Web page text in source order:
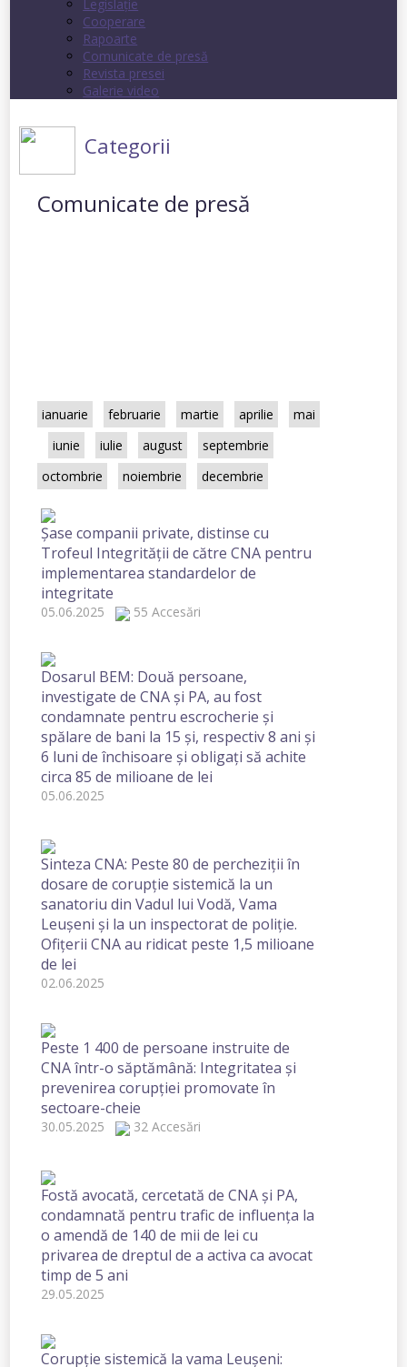
Legislație
Cooperare
Rapoarte
Comunicate de presă
Revista presei
Galerie video
Categorii
Comunicate de presă
ianuarie februarie martie aprilie
mai
iunie
iulie august
septembrie
octombrie
noiembrie decembrie
Șase companii private, distinse cu
Trofeul Integrității de către CNA pentru
implementarea standardelor de
integritate
05.06.2025 55 Accesări
Dosarul BEM: Două persoane,
investigate de CNA și PA, au fost
condamnate pentru escrocherie și
spălare de bani la 15 și, respectiv 8 ani și
6 luni de închisoare și obligați să achite
circa 85 de milioane de lei
05.06.2025
Sinteza CNA: Peste 80 de percheziții în
dosare de corupție sistemică la un
sanatoriu din Vadul lui Vodă, Vama
Leușeni și la un inspectorat de poliție.
Ofițerii CNA au ridicat peste 1,5 milioane
de lei
02.06.2025
Peste 1 400 de persoane instruite de
CNA într-o săptămână: Integritatea și
prevenirea corupției promovate în
sectoare-cheie
30.05.2025 32 Accesări
Fostă avocată, cercetată de CNA și PA,
condamnată pentru trafic de influența la
o amendă de 140 de mii de lei cu
privarea de dreptul de a activa ca avocat
timp de 5 ani
29.05.2025
Corupție sistemică la vama Leușeni: